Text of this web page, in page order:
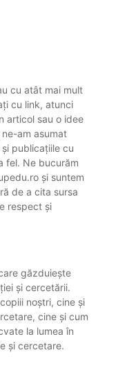
cu atât mai mult
cu link, atunci
articol sau o idee
am asumat
publicațiile cu
fel. Ne bucurăm
și suntem
de a cita sursa
respect și
găzduiește
și cercetării.
noștri, cine și
cine și cum
la lumea în
și cercetare.